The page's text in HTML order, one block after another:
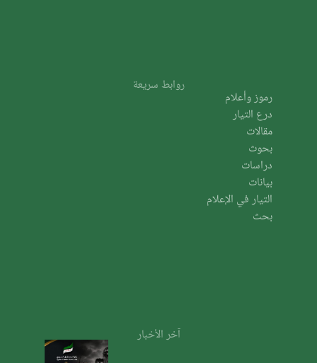
روابط سريعة
رموز وأعلام
درع التيار
مقالات
بحوث
دراسات
بيانات
التيار في الإعلام
بحث
آخر الأخبار